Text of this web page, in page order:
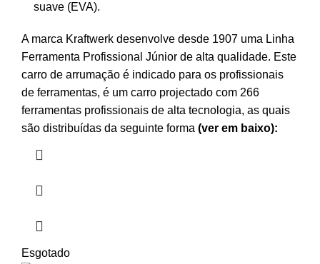
suave (EVA).
A marca Kraftwerk desenvolve desde 1907 uma Linha
Ferramenta Profissional Júnior de alta qualidade. Este
carro de arrumação é indicado para os profissionais
de ferramentas, é um carro projectado com 266
ferramentas profissionais de alta tecnologia, as quais
são distribuídas da seguinte forma (ver em baixo):
Esgotado